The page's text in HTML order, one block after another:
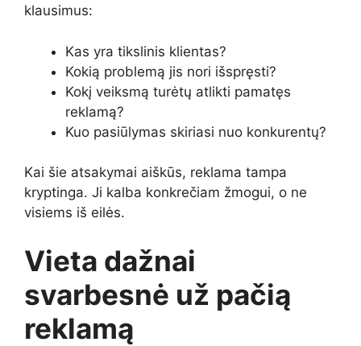
klausimus:
Kas yra tikslinis klientas?
Kokią problemą jis nori išspręsti?
Kokį veiksmą turėtų atlikti pamatęs
reklamą?
Kuo pasiūlymas skiriasi nuo konkurentų?
Kai šie atsakymai aiškūs, reklama tampa
kryptinga. Ji kalba konkrečiam žmogui, o ne
visiems iš eilės.
Vieta dažnai
svarbesnė už pačią
reklamą